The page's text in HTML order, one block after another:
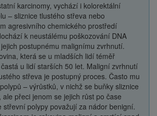
karcinomy, vychází i kolorektální
– sliznice tlustého střeva nebo
agresivního chemického prostředí
k neustálému poškozování DNA
postupnému malignímu zvrhnutí.
která se u mladších lidí téměř
u lidí starších 50 let. Maligní zvrhnutí
střeva je postupný proces. Často mu
– výrůstků, v nichž se buňky sliznice
přeci jenom se jejich růst po čase
střevní polypy považují za nádor benigní.